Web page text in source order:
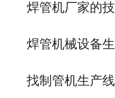
焊管机厂家的
焊管机械设备
找制管机生产